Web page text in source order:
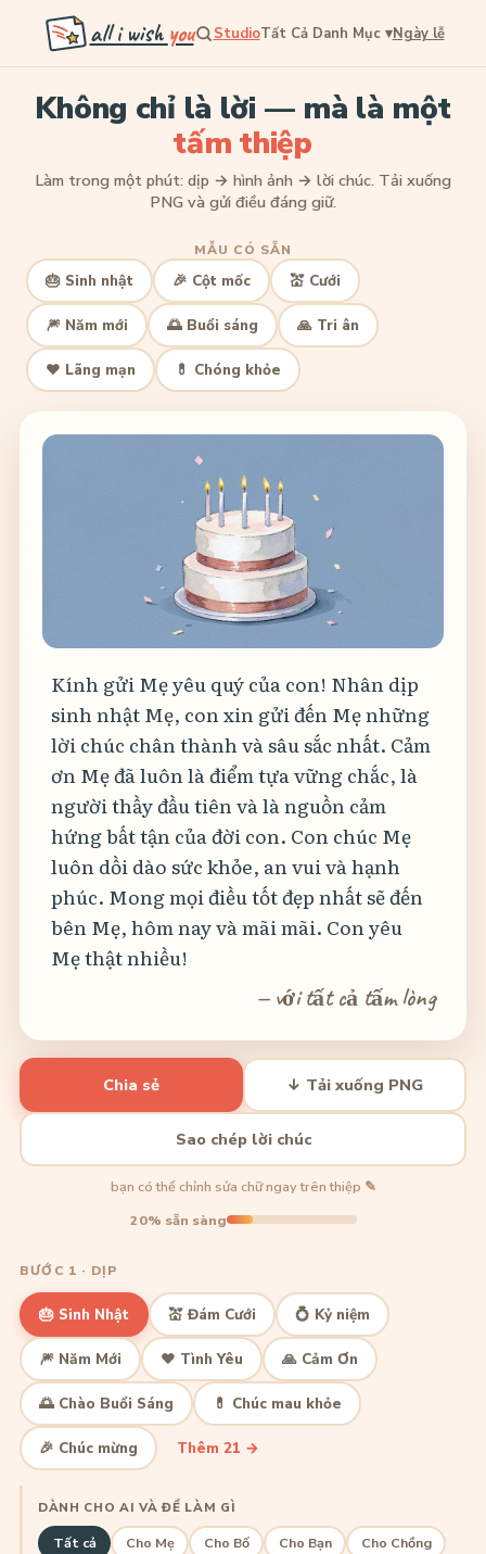
all i wish you StudioTất Cả Danh Mục ▾Ngày lễ
Không chỉ là lời — mà là một
tấm thiệp
Làm trong một phút: dịp → hình ảnh → lời chúc. Tải xuống
PNG và gửi điều đáng giữ.
MẪU CÓ SẴN
🎂 Sinh nhật 🎉 Cột mốc 💒 Cưới
🎆 Năm mới 🌅 Buổi sáng 🙏 Tri ân
❤️ Lãng mạn 💊 Chóng khỏe
Bước 3 · Lời chúc
— với tất cả tấm lòng
Chia sẻ ↓ Tải xuống PNG
Sao chép lời chúc
bạn có thể chỉnh sửa chữ ngay trên thiệp ✎
20% sẵn sàng
BƯỚC 1 · DỊP
🎂 Sinh Nhật 💒 Đám Cưới 💍 Kỷ niệm
🎆 Năm Mới ❤️ Tình Yêu 🙏 Cảm Ơn
🌅 Chào Buổi Sáng 💊 Chúc mau khỏe
🎉 Chúc mừng Thêm 21 →
DÀNH CHO AI VÀ ĐỂ LÀM GÌ
Tất cả Cho Mẹ Cho Bố Cho Bạn
Cho Chồng